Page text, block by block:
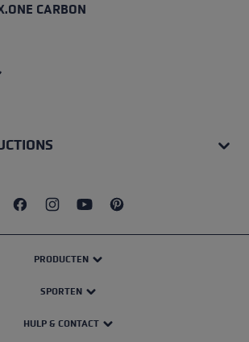
CARBON
PRODUCTEN
SPORTEN
HULP & CONTACT